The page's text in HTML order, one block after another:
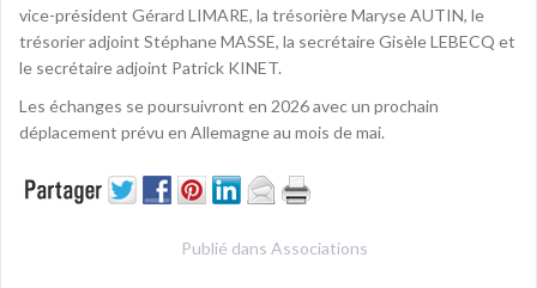
vice-président Gérard LIMARE, la trésorière Maryse AUTIN, le
trésorier adjoint Stéphane MASSE, la secrétaire Gisèle LEBECQ et
le secrétaire adjoint Patrick KINET.
Les échanges se poursuivront en 2026 avec un prochain
déplacement prévu en Allemagne au mois de mai.
Publié dans Associations